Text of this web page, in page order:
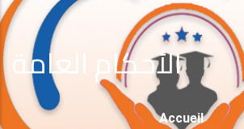
الأحكام العامة
Fil
Accueil